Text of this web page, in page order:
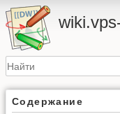
Содержание